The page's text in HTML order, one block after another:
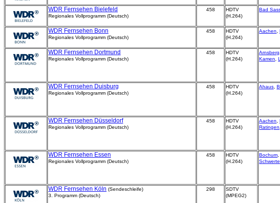
WDR Fernsehen Bielefeld
Regionales Vollprogramm (Deutsch)
458
HDTV
(H.264)
Bad
WDR Fernsehen Bonn
Regionales Vollprogramm (Deutsch)
458
HDTV
(H.264)
Aachen,
WDR Fernsehen Dortmund
Regionales Vollprogramm (Deutsch)
458
HDTV
(H.264)
Arnsberg
Kamen,
WDR Fernsehen Duisburg
Regionales Vollprogramm (Deutsch)
458
HDTV
(H.264)
Ahaus,
WDR Fernsehen Düsseldorf
Regionales Vollprogramm (Deutsch)
458
HDTV
(H.264)
Aachen,
Ratingen
WDR Fernsehen Essen
Regionales Vollprogramm (Deutsch)
458
HDTV
(H.264)
Bochum,
Schwerte
WDR Fernsehen Köln (Sendeschleife)
3. Programm (Deutsch)
298
SDTV
(MPEG2)